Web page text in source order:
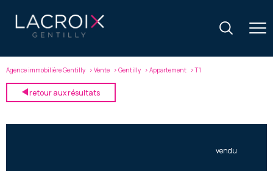
Agence immobilière Gentilly Vente Gentilly Appartement T1
retour aux résultats
vendu